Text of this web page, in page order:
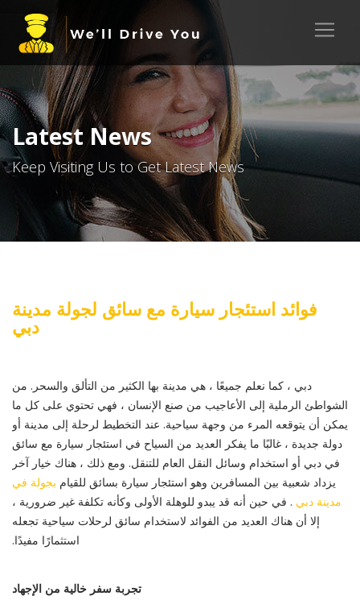
Latest News
Keep Visiting Us to Get Latest News
فوائد استئجار سيارة مع سائق لجولة مدينة
دبي
دبي ، كما نعلم جميعًا ، هي مدينة بها الكثير من التألق والسحر. من
الشواطئ الرملية إلى الأعاجيب من صنع الإنسان ، فهي تحتوي على كل ما
يمكن أن يتوقعه المرء من وجهة سياحية. عند التخطيط لرحلة إلى مدينة أو
دولة جديدة ، غالبًا ما يفكر العديد من السياح في استئجار سيارة مع سائق
في دبي أو استخدام وسائل النقل العام للتنقل. ومع ذلك ، هناك خيار آخر
يزداد شعبية بين المسافرين وهو استئجار سيارة بسائق للقيام بجولة في
مدينة دبي . في حين أنه قد يبدو للوهلة الأولى وكأنه تكلفة غير ضرورية ،
إلا أن هناك العديد من الفوائد لاستخدام سائق لرحلات سياحية تجعله
استثمارًا مفيدًا.
تجربة سفر خالية من الإجهاد